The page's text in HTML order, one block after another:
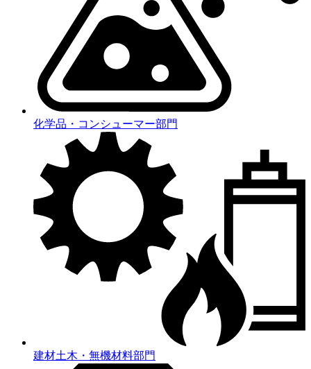
化学品・コンシューマー部門
建材土木・無機材料部門